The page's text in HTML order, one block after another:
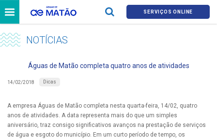
SERVIÇOS ONLINE
NOTÍCIAS
Águas de Matão completa quatro anos de atividades
14/02/2018 Dicas
A empresa Águas de Matão completa nesta quarta-feira, 14/02, quatro
anos de atividades. A data representa mais do que um simples
aniversário, traz consigo significativos avanços na prestação de serviços
de água e esgoto do município. Em um curto período de tempo, os